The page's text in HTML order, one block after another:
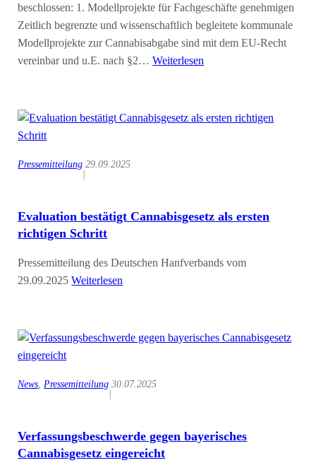
beschlossen: 1. Modellprojekte für Fachgeschäfte genehmigen
Zeitlich begrenzte und wissenschaftlich begleitete kommunale
Modellprojekte zur Cannabisabgabe sind mit dem EU-Recht
vereinbar und u.E. nach §2…Weiterlesen
Pressemitteilung
|
29.09.2025
Evaluation bestätigt Cannabisgesetz als ersten
richtigen Schritt
Pressemitteilung des Deutschen Hanfverbands vom
29.09.2025Weiterlesen
News Pressemitteilung
|
30.07.2025
Verfassungsbeschwerde gegen bayerisches
Cannabisgesetz eingereicht